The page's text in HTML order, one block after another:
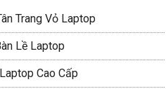
Trang Vỏ Laptop
Lề Laptop
Cao Cấp